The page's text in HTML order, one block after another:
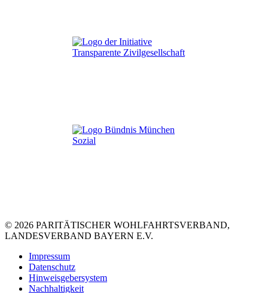
© 2026 PARITÄTISCHER WOHLFAHRTSVERBAND,
LANDESVERBAND BAYERN E.V.
Impressum
Datenschutz
Hinweisgebersystem
Nachhaltigkeit